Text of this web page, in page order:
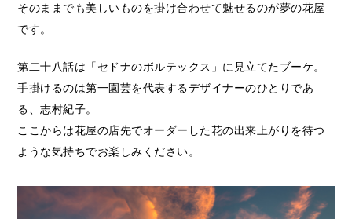
そのままでも美しいものを掛け合わせて魅せるのが夢の花屋
です。
第二十八話は「セドナのボルテックス」に見立てたブーケ。
手掛けるのは第一園芸を代表するデザイナーのひとりであ
る、志村紀子。
ここからは花屋の店先でオーダーした花の出来上がりを待つ
ような気持ちでお楽しみください。